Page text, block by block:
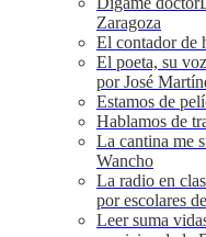
Zaragoza
El contador de
El poeta, su
por José
Estamos de
Hablamos de
La cantina me
Wancho
La radio en
por escolares
Leer suma